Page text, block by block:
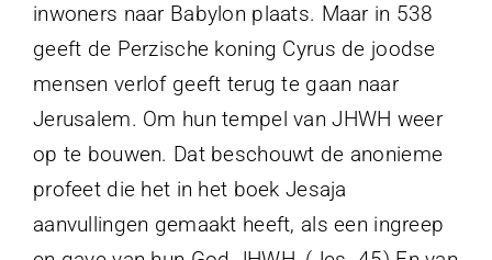
inwoners naar Babylon plaats. Maar in 538
geeft de Perzische koning Cyrus de joodse
mensen verlof geeft terug te gaan naar
Jerusalem. Om hun tempel van JHWH weer
op te bouwen. Dat beschouwt de anonieme
profeet die het in het boek Jesaja
aanvullingen gemaakt heeft, als een ingreep